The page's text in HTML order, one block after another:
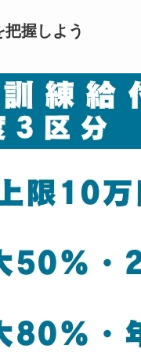
握しよう